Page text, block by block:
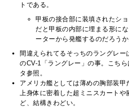
トである。
甲板の接合部に装填されたシ
だと甲板の内部に埋まる形に
ーターから発艦するのだろうか
間違えられてるそっちのラングレ
のCV-1「ラングレー」の事。こち
タ参照。
アメリカ艦としては薄めの胸部装
上身体に密着した超ミニスカートや
ど、結構きわどい。